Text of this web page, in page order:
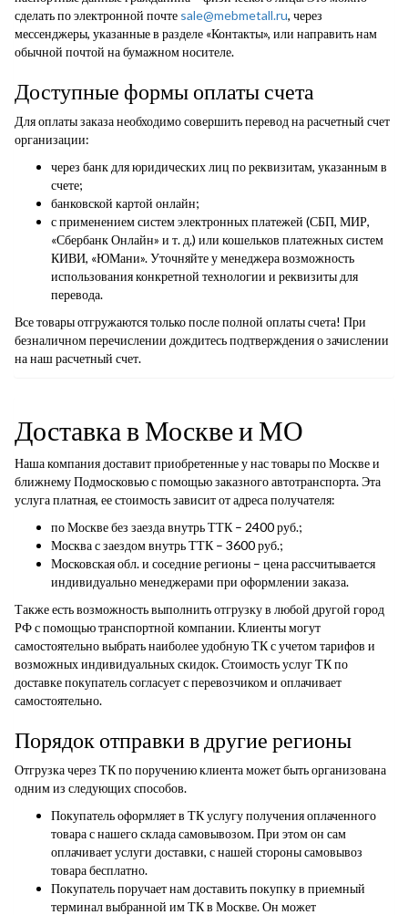
сделать по электронной почте sale@mebmetall.ru, через
мессенджеры, указанные в разделе «Контакты», или направить нам
обычной почтой на бумажном носителе.
Доступные формы оплаты счета
Для оплаты заказа необходимо совершить перевод на расчетный счет
организации:
через банк для юридических лиц по реквизитам, указанным в
счете;
банковской картой онлайн;
с применением систем электронных платежей (СБП, МИР,
«Сбербанк Онлайн» и т. д.) или кошельков платежных систем
КИВИ, «ЮМани». Уточняйте у менеджера возможность
использования конкретной технологии и реквизиты для
перевода.
Все товары отгружаются только после полной оплаты счета! При
безналичном перечислении дождитесь подтверждения о зачислении
на наш расчетный счет.
Доставка в Москве и МО
Наша компания доставит приобретенные у нас товары по Москве и
ближнему Подмосковью с помощью заказного автотранспорта. Эта
услуга платная, ее стоимость зависит от адреса получателя:
по Москве без заезда внутрь ТТК – 2400 руб.;
Москва с заездом внутрь ТТК – 3600 руб.;
Московская обл. и соседние регионы – цена рассчитывается
индивидуально менеджерами при оформлении заказа.
Также есть возможность выполнить отгрузку в любой другой город
РФ с помощью транспортной компании. Клиенты могут
самостоятельно выбрать наиболее удобную ТК с учетом тарифов и
возможных индивидуальных скидок. Стоимость услуг ТК по
доставке покупатель согласует с перевозчиком и оплачивает
самостоятельно.
Порядок отправки в другие регионы
Отгрузка через ТК по поручению клиента может быть организована
одним из следующих способов.
Покупатель оформляет в ТК услугу получения оплаченного
товара с нашего склада самовывозом. При этом он сам
оплачивает услуги доставки, с нашей стороны самовывоз
товара бесплатно.
Покупатель поручает нам доставить покупку в приемный
терминал выбранной им ТК в Москве. Он может